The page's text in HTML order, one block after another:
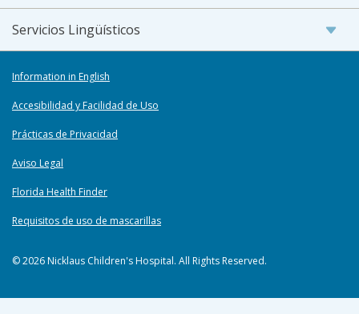
Servicios Lingüísticos
Information in English
Accesibilidad y Facilidad de Uso
Prácticas de Privacidad
Aviso Legal
Florida Health Finder
Requisitos de uso de mascarillas
© 2026 Nicklaus Children's Hospital. All Rights Reserved.